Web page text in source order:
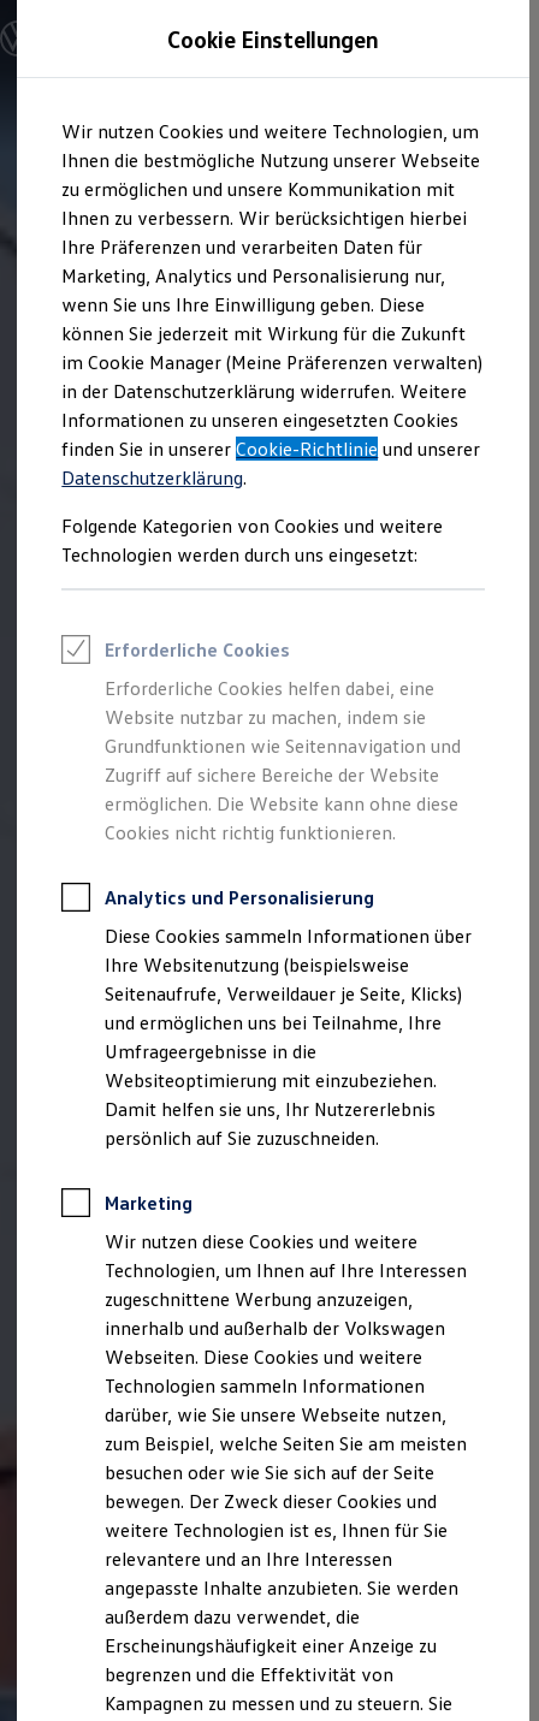
Hauptinhalt
springen
Footer
springen
Modelle und Konfigurator
Konfigurator
Modelle vergleichen
Elektroautos
ENERGY Sondermodelle
Nutzfahrzeuge
SUV und CUV
Familienautos
Kombis
Kompaktwagen
Sportwagen
Schnell verfügbare Fahrzeuge
Angebote und Produkte
Aktuelle Angebote
E-Auto-Förderung
Volkswagen Marktplatz
Die ENERGY Sondermodelle
Junge Gebrauchtwagen und Gebrauchtwagen
Volkswagen Zertifizierte Gebrauchtwagen
Elektromobilität bei Gebrauchtwagen
Saisonangebote
Reifenpakete
Leasing
Leasing-Angebote
Elektroauto Leasing
Kleinwagen-Leasing
Leasing ohne Anzahlung
Finanzierung
Autokredit mit Schlussrate
Versicherungen und Garantien
Kfz-Versicherung
Restschuldversicherungen
Garantien
Professional Class bei Volkswagen
Behörden
Direktkunden
Sonderfahrzeuge
Anpfiff zum Gewinn
Elektromobilität
Elektroautos
ID. Tutorials
Elektrofahrzeugkonzepte
ID. EVERY1
Reichweite
Rekuperation
Laden unterwegs
Laden Zuhause
Ladestationen finden
Ladezeitensimulator
Batterie
Sicherheit
Nachhaltigkeit
Technologie
Kosten und Kauf
Verbrauchskosten
Kaufoptionen
E-Auto-Förderung
Software und Konnektivität
Die ID. Software 6
ID. Software Versionen und Updates
Digitale Extras
Schnittstellen zu Ihrem ID.
Marke und Erlebnis
Volkswagen R und R Experience
R-Modelle
TouaregReifen- und
Folgende Angaben treffen i. d. R. auf alle Touareg
Modelle zu:
Reifenbreite: zwischen 235 und 275 mm
Höhen-Breiten-Verhältnis: zwischen 45
und 65 %
Reifen- und Felgendurchmesser: von 17
bis 20 Zoll
Felgenbreite: zwischen 7,5 und 9 Zoll
Mehr Informationen zu diesem Thema finden Sie
aufRäderwissen. Wenn Sie ein Produkt erwerben
Partner nach.
Reifen anfragen
Cookie Einstellungen
Wir nutzen Cookies und weitere Technologien, um
Ihnen die bestmögliche Nutzung unserer Webseite
zu ermöglichen und unsere Kommunikation mit
Ihnen zu verbessern. Wir berücksichtigen hierbei
Ihre Präferenzen und verarbeiten Daten für
Marketing, Analytics und Personalisierung nur,
wenn Sie uns Ihre Einwilligung geben. Diese
können Sie jederzeit mit Wirkung für die Zukunft
im Cookie Manager (Meine Präferenzen verwalten)
in der Datenschutzerklärung widerrufen. Weitere
Informationen zu unseren eingesetzten Cookies
finden Sie in unsererCookie-Richtlinie und unserer
Datenschutzerklärung.
Folgende Kategorien von Cookies und weitere
Technologien werden durch uns eingesetzt:
Erforderliche Cookies
Erforderliche Cookies helfen dabei, eine
Website nutzbar zu machen, indem sie
Grundfunktionen wie Seitennavigation und
Zugriff auf sichere Bereiche der Website
ermöglichen. Die Website kann ohne diese
Cookies nicht richtig funktionieren.
Analytics und Personalisierung
Diese Cookies sammeln Informationen über
Ihre Websitenutzung (beispielsweise
Seitenaufrufe, Verweildauer je Seite, Klicks)
und ermöglichen uns bei Teilnahme, Ihre
Umfrageergebnisse in die
Websiteoptimierung mit einzubeziehen.
Damit helfen sie uns, Ihr Nutzererlebnis
persönlich auf Sie zuzuschneiden.
Marketing
Wir nutzen diese Cookies und weitere
Technologien, um Ihnen auf Ihre Interessen
zugeschnittene Werbung anzuzeigen,
innerhalb und außerhalb der Volkswagen
Webseiten. Diese Cookies und weitere
Technologien sammeln Informationen
darüber, wie Sie unsere Webseite nutzen,
zum Beispiel, welche Seiten Sie am meisten
besuchen oder wie Sie sich auf der Seite
bewegen. Der Zweck dieser Cookies und
weitere Technologien ist es, Ihnen für Sie
relevantere und an Ihre Interessen
angepasste Inhalte anzubieten. Sie werden
außerdem dazu verwendet, die
Erscheinungshäufigkeit einer Anzeige zu
begrenzen und die Effektivität von
Kampagnen zu messen und zu steuern. Sie